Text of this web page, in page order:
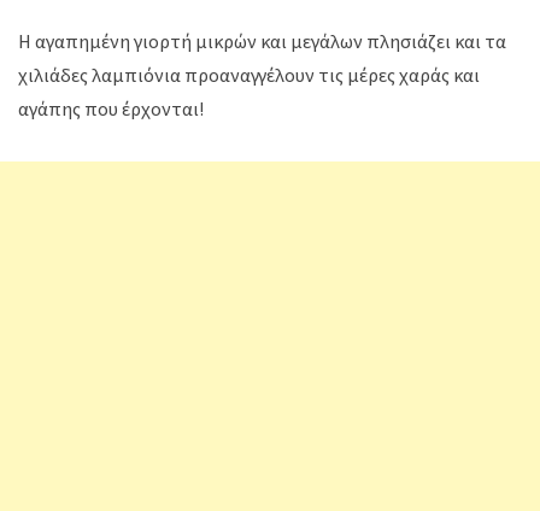
Η αγαπημένη γιορτή μικρών και μεγάλων πλησιάζει και τα
χιλιάδες λαμπιόνια προαναγγέλουν τις μέρες χαράς και
αγάπης που έρχονται!